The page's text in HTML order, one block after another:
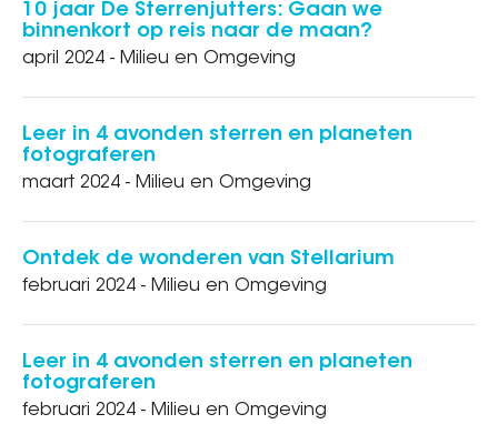
10 jaar De Sterrenjutters: Gaan we
binnenkort op reis naar de maan?
april 2024 - Milieu en Omgeving
Leer in 4 avonden sterren en planeten
fotograferen
maart 2024 - Milieu en Omgeving
Ontdek de wonderen van Stellarium
februari 2024 - Milieu en Omgeving
Leer in 4 avonden sterren en planeten
fotograferen
februari 2024 - Milieu en Omgeving